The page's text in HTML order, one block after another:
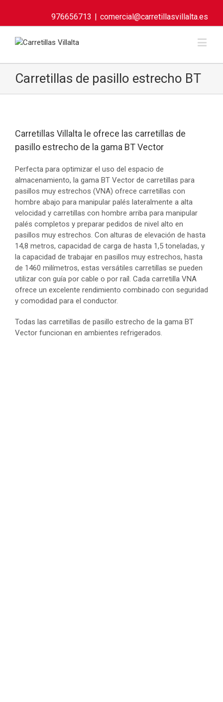
976656713 | comercial@carretillasvillalta.es
Carretillas de pasillo estrecho BT
Carretillas Villalta le ofrece las carretillas de
pasillo estrecho de la gama BT Vector
Perfecta para optimizar el uso del espacio de
almacenamiento, la gama BT Vector de carretillas para
pasillos muy estrechos (VNA) ofrece carretillas con
hombre abajo para manipular palés lateralmente a alta
velocidad y carretillas con hombre arriba para manipular
palés completos y preparar pedidos de nivel alto en
pasillos muy estrechos. Con alturas de elevación de hasta
14,8 metros, capacidad de carga de hasta 1,5 toneladas, y
la capacidad de trabajar en pasillos muy estrechos, hasta
de 1460 milímetros, estas versátiles carretillas se pueden
utilizar con guía por cable o por raíl. Cada carretilla VNA
ofrece un excelente rendimiento combinado con seguridad
y comodidad para el conductor.
Todas las carretillas de pasillo estrecho de la gama BT
Vector funcionan en ambientes refrigerados.